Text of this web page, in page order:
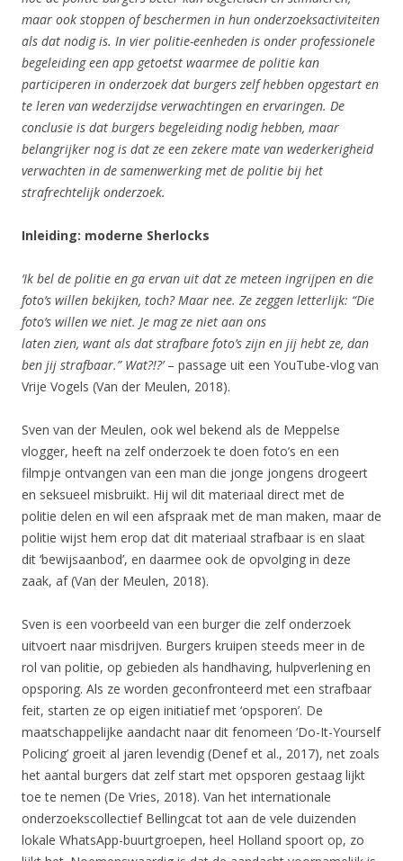
maar ook stoppen of beschermen in hun onderzoeksactiviteiten
als dat nodig is. In vier politie-eenheden is onder professionele
begeleiding een app getoetst waarmee de politie kan
participeren in onderzoek dat burgers zelf hebben opgestart en
te leren van wederzijdse verwachtingen en ervaringen. De
conclusie is dat burgers begeleiding nodig hebben, maar
belangrijker nog is dat ze een zekere mate van wederkerigheid
verwachten in de samenwerking met de politie bij het
strafrechtelijk onderzoek.
Inleiding: moderne Sherlocks
‘Ik bel de politie en ga ervan uit dat ze meteen ingrijpen en die
foto’s willen bekijken, toch? Maar nee. Ze zeggen letterlijk: “Die
foto’s willen we niet. Je mag ze niet aan ons
laten zien, want als dat strafbare foto’s zijn en jij hebt ze, dan
ben jij strafbaar.” Wat?!?’– passage uit een YouTube-vlog van
Vrije Vogels (Van der Meulen, 2018).
Sven van der Meulen, ook wel bekend als de Meppelse
vlogger, heeft na zelf onderzoek te doen foto’s en een
filmpje ontvangen van een man die jonge jongens drogeert
en seksueel misbruikt. Hij wil dit materiaal direct met de
politie delen en wil een afspraak met de man maken, maar de
politie wijst hem erop dat dit materiaal strafbaar is en slaat
dit ‘bewijsaanbod’, en daarmee ook de opvolging in deze
zaak, af (Van der Meulen, 2018).
Sven is een voorbeeld van een burger die zelf onderzoek
uitvoert naar misdrijven. Burgers kruipen steeds meer in de
rol van politie, op gebieden als handhaving, hulpverlening en
opsporing. Als ze worden geconfronteerd met een strafbaar
feit, starten ze op eigen initiatief met ‘opsporen’. De
maatschappelijke aandacht naar dit fenomeen ‘Do-It-Yourself
Policing’ groeit al jaren levendig (Denef et al., 2017), net zoals
het aantal burgers dat zelf start met opsporen gestaag lijkt
toe te nemen (De Vries, 2018). Van het internationale
onderzoekscollectief Bellingcat tot aan de vele duizenden
lokale WhatsApp-buurtgroepen, heel Holland spoort op, zo